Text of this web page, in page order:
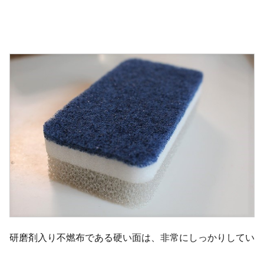
研磨剤入り不燃布である硬い面は、非常にしっかりしてい